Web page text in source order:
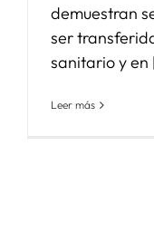
demuestran
ser
sanitario y en
Leer más